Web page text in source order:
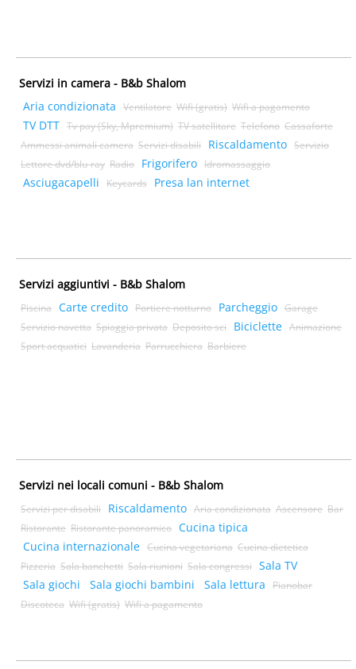
Servizi in camera - B&b Shalom
Aria condizionata
Ventilatore Wifi (gratis) Wifi a pagamento
TV DTT Tv pay (Sky, Mpremium) TV satellitare Telefono Cassaforte
Ammessi animali camera Servizi disabili Riscaldamento Servizio
Lettore dvd/blu-ray Radio Frigorifero Idromassaggio
Asciugacapelli Keycards Presa lan internet
Servizi aggiuntivi - B&b Shalom
Piscina Carte credito Portiere notturno Parcheggio Garage
Servizio navetta Spiaggia privata Deposito sci Biciclette Animazione
Sport acquatici Lavanderia Parrucchiera Barbiere
Servizi nei locali comuni - B&b Shalom
Servizi per disabili Riscaldamento Aria condizionata Ascensore Bar
Ristorante Ristorante panoramico Cucina tipica
Cucina internazionale Cucina vegetariana Cucina dietetica
Pizzeria Sala banchetti Sala riunioni Sala congressi Sala TV
Sala giochi
Sala giochi bambini Sala lettura
Pianobar
Discoteca Wifi (gratis) Wifi a pagamento